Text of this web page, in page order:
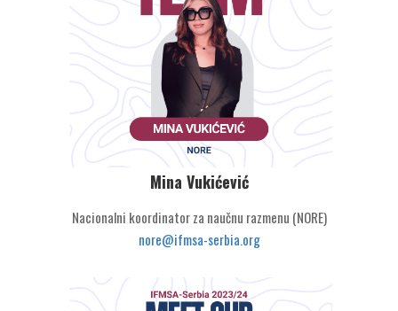
Mina Vukićević
Nacionalni koordinator za naučnu razmenu (NORE)
nore@ifmsa-serbia.org